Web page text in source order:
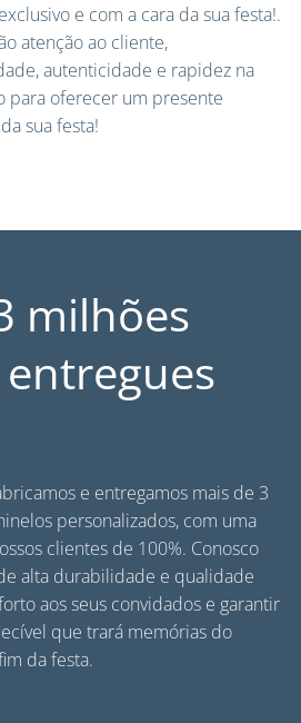
e com a cara da sua festa!.
atenção ao cliente,
autenticidade e rapidez na
para oferecer um presente
sua festa!
milhões
e entregamos mais de 3
personalizados, com uma
clientes de 100%. Conosco
alta durabilidade e qualidade
aos seus convidados e garantir
que trará memórias do
da festa.